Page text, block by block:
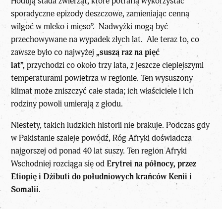
sporadyczne epizody deszczowe, zamieniając cenną
wilgoć w mleko i mięso”. Nadwyżki mogą być
przechowywane na wypadek złych lat. Ale teraz to, co
zawsze było co najwyżej„suszą raz na pięć
lat”, przychodzi co około trzy lata, z jeszcze cieplejszymi
temperaturami powietrza w regionie. Ten wysuszony
klimat może zniszczyć całe stada; ich właściciele i ich
rodziny powoli umierają z głodu.
Niestety, takich ludzkich historii nie brakuje. Podczas gdy
w Pakistanie szaleje powódź, Róg Afryki doświadcza
najgorszej od ponad 40 lat suszy. Ten region Afryki
Wschodniej rozciąga się od Erytrei na północy, przez
Etiopię i Dżibuti do południowych krańców Kenii i
Somalii.